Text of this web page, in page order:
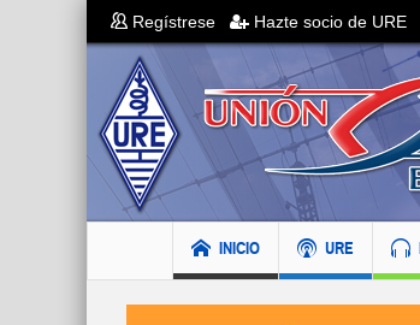
Regístrese Hazte socio de URE
INICIO URE